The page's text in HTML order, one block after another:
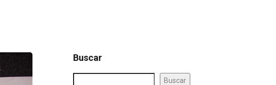
Buscar
Buscar